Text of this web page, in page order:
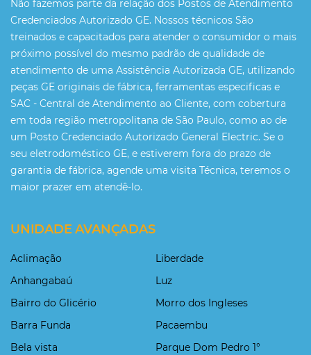
Não fazemos parte da relação dos Postos de Atendimento
Credenciados Autorizado GE. Nossos técnicos São
treinados e capacitados para atender o consumidor o mais
próximo possível do mesmo padrão de qualidade de
atendimento de uma Assistência Autorizada GE, utilizando
peças GE originais de fábrica, ferramentas especificas e
SAC - Central de Atendimento ao Cliente, com cobertura
em toda região metropolitana de São Paulo, como ao de
um Posto Credenciado Autorizado General Electric. Se o
seu eletrodoméstico GE, e estiverem fora do prazo de
garantia de fábrica, agende uma visita Técnica, teremos o
maior prazer em atendê-lo.
UNIDADE AVANÇADAS
Aclimação
Anhangabaú
Bairro do Glicério
Barra Funda
Bela vista
Liberdade
Luz
Morro dos Ingleses
Pacaembu
Parque Dom Pedro 1°